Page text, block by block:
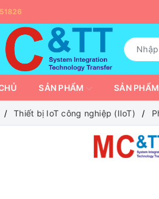
SẢN PHẨM SẢN
Thiết bị IoT công nghiệp (IIoT)